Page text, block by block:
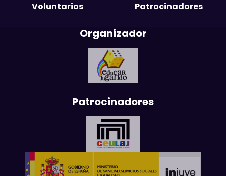
Voluntarios Patrocinadores
Organizador
Patrocinadores